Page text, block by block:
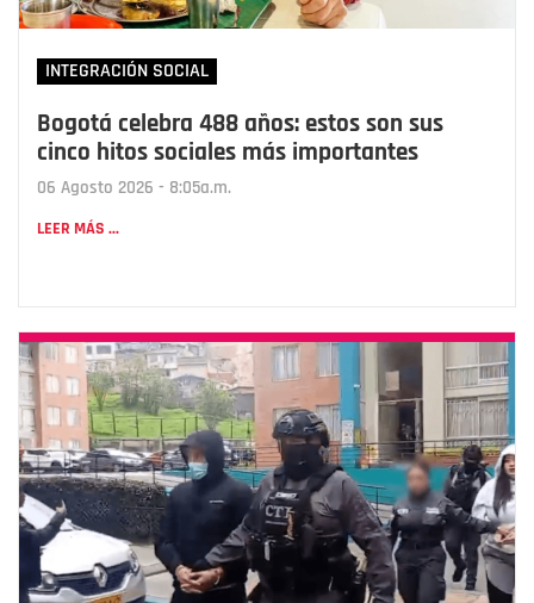
INTEGRACIÓN SOCIAL
Bogotá celebra 488 años: estos son sus
cinco hitos sociales más importantes
06 Agosto 2026 - 8:05a.m.
LEER MÁS ...